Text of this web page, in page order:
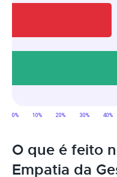
O que é feito
Empatia da